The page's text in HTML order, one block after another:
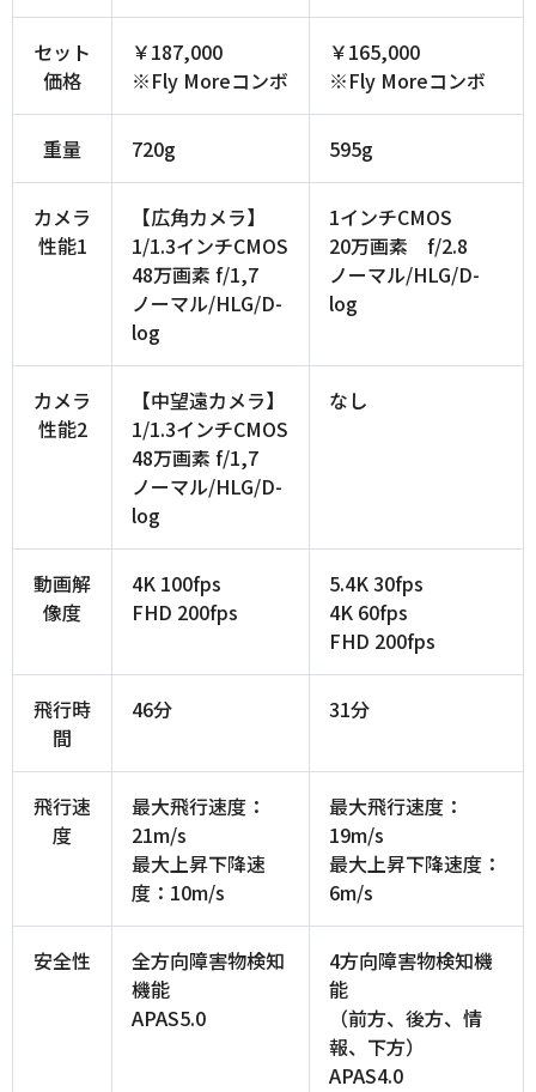
セット
価格
￥187,000
※Fly Moreコンボ
￥165,000
※Fly Moreコンボ
重量 720g 595g
カメラ
性能1
【広角カメラ】
1/1.3インチCMOS
48万画素 f/1,7
ノーマル/HLG/D-
log
1インチCMOS
20万画素 f/2.8
ノーマル/HLG/D-
log
カメラ
性能2
【中望遠カメラ】
1/1.3インチCMOS
48万画素 f/1,7
ノーマル/HLG/D-
log
なし
動画解
像度
4K 100fps
FHD 200fps
5.4K 30fps
4K 60fps
FHD 200fps
飛行時
間
46分 31分
飛行速
度
最大飛行速度：
21m/s
最大上昇下降速
度：10m/s
最大飛行速度：
19m/s
最大上昇下降速度：
6m/s
安全性
全方向障害物検知
機能
APAS5.0
4方向障害物検知機
能
（前方、後方、情
報、下方）
APAS4.0